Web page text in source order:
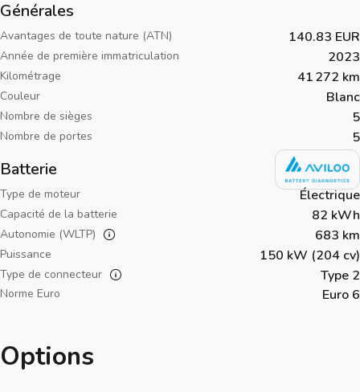
Générales
Avantages de toute nature (ATN) 140.83 EUR
Année de première immatriculation 2023
Kilométrage 41 272 km
Couleur Blanc
Nombre de sièges 5
Nombre de portes 5
Batterie
Type de moteur Électrique
Capacité de la batterie 82 kWh
Autonomie (WLTP) 683 km
Puissance 150 kW (204 cv)
Type de connecteur Type 2
Norme Euro Euro 6
Options